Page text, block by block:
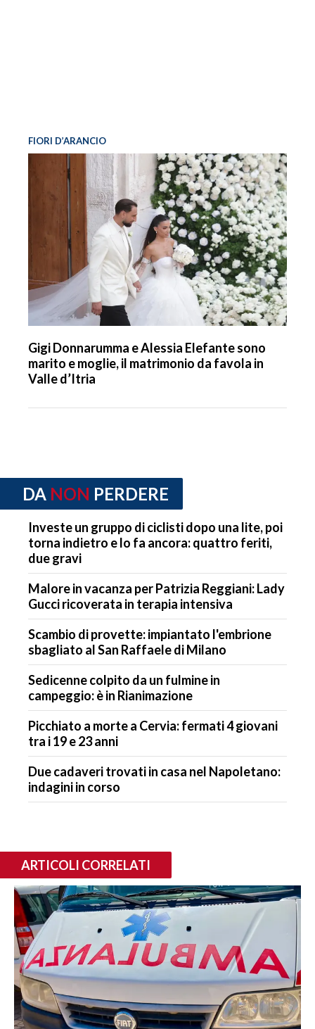
FIORI D’ARANCIO
Gigi Donnarumma e Alessia Elefante sono
marito e moglie, il matrimonio da favola in
Valle d’Itria
DA NON PERDERE
Investe un gruppo di ciclisti dopo una lite, poi
torna indietro e lo fa ancora: quattro feriti,
due gravi
Malore in vacanza per Patrizia Reggiani: Lady
Gucci ricoverata in terapia intensiva
Scambio di provette: impiantato l'embrione
sbagliato al San Raffaele di Milano
Sedicenne colpito da un fulmine in
campeggio: è in Rianimazione
Picchiato a morte a Cervia: fermati 4 giovani
tra i 19 e 23 anni
Due cadaveri trovati in casa nel Napoletano:
indagini in corso
ARTICOLI CORRELATI